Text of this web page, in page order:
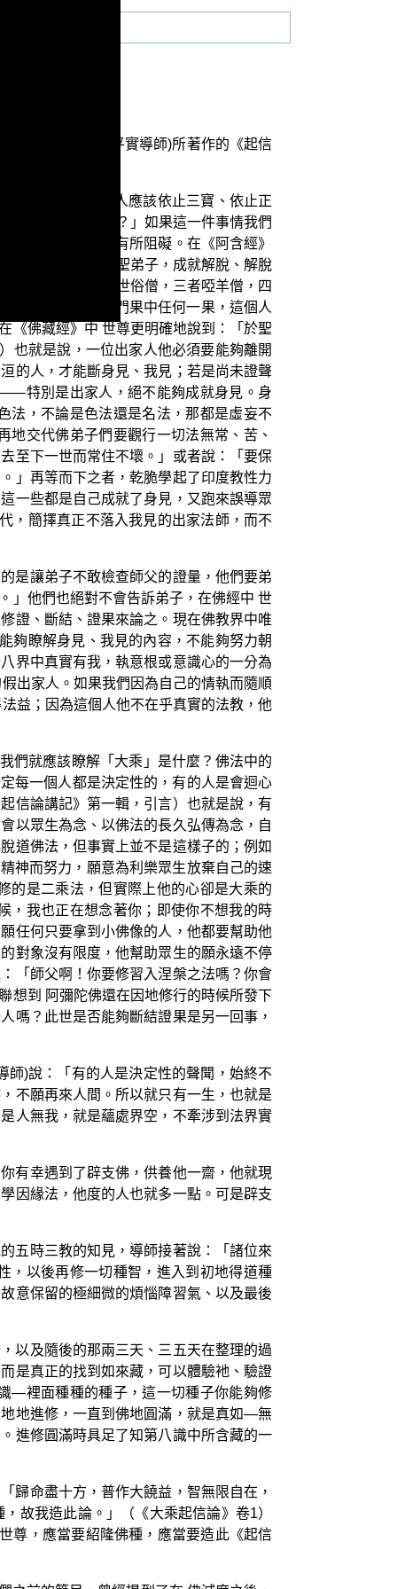
會 平實導師(蕭平實導師)所著作的《起信
前的提示，學佛人應該依止三寶、依止正
是真正的出家人？」如果這一件事情我們
論講記》，也會有所阻礙。在《阿含經》
是如來門下的賢聖弟子，成就解脫、解脫
者勝義僧，二者世俗僧，三者啞羊僧，四
要他證得了四沙門果中任何一果，這個人
《佛藏經》中 世尊更明確地說到：「於聖
也就是說，一位出家人他必須要能夠離開
的人，才能斷身見、我見；若是尚未證聲
特別是出家人，絕不能夠成就身見。身
法，不論是色法還是名法，那都是虛妄不
交代佛弟子們要觀行一切法無常、苦、
至下一世而常住不壞。」或者說：「要保
」再等而下之者，乾脆學起了印度教性力
一些都是自己成就了身見，又跑來誤導眾
，簡擇真正不落入我見的出家法師，而不
是讓弟子不敢檢查師父的證量，他們要弟
」他們也絕對不會告訴弟子，在佛經中 世
證、斷結、證果來論之。現在佛教界中唯
夠瞭解身見、我見的內容，不能夠努力朝
界中真實有我，執意根或意識心的一分為
出家人。如果我們因為自己的情執而隨順
益；因為這個人他不在乎真實的法教，他
們就應該瞭解「大乘」是什麼？佛法中的
每一個人都是決定性的，有的人是會迴心
信論講記》第一輯，引言）也就是說，有
以眾生為念、以佛法的長久弘傳為念，自
道佛法，但事實上並不是這樣子的；例如
神而努力，願意為利樂眾生放棄自己的速
的是二乘法，但實際上他的心卻是大乘的
，我也正在想念著你；即使你不想我的時
任何只要拿到小佛像的人，他都要幫助他
對象沒有限度，他幫助眾生的願永遠不停
「師父啊！你要修習入涅槃之法嗎？你會
想到 阿彌陀佛還在因地修行的時候所發下
嗎？此世是否能夠斷結證果是另一回事，
師)說：「有的人是決定性的聲聞，始終不
不願再來人間。所以就只有一生，也就是
人無我，就是蘊處界空，不牽涉到法界實
有幸遇到了辟支佛，供養他一齋，他就現
因緣法，他度的人也就多一點。可是辟支
五時三教的知見，導師接著說：「諸位來
，以後再修一切種智，進入到初地得道種
意保留的極細微的煩惱障習氣、以及最後
以及隨後的那兩三天、三五天在整理的過
是真正的找到如來藏，可以體驗衪、驗證
—裡面種種的種子，這一切種子你能夠修
地進修，一直到佛地圓滿，就是真如—無
進修圓滿時具足了知第八識中所含藏的一
歸命盡十方，普作大饒益，智無限自在，
故我造此論。」（《大乘起信論》卷1）
尊，應當要紹隆佛種，應當要造此《起信